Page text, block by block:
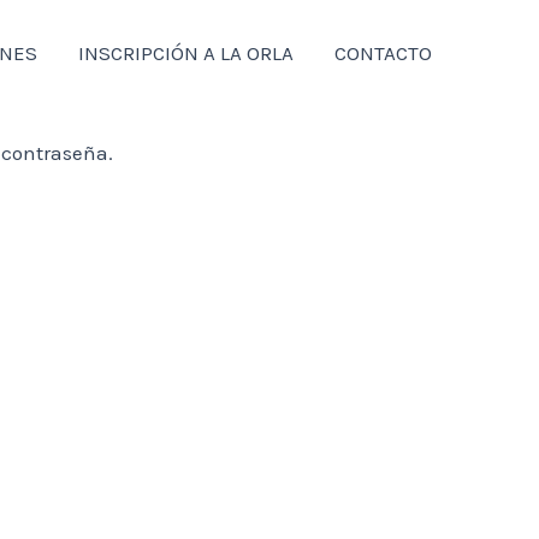
INSCRIPCIÓN A LA ORLA CONTACTO